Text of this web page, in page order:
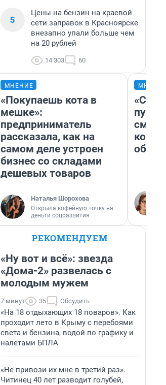
5
Цены на бензин на краевой
сети заправок в Красноярске
внезапно упали больше чем
на 20 рублей
14 303 60
МНЕНИЕ
«Покупаешь кота в
мешке»:
предприниматель
рассказала, как на
самом деле устроен
бизнес со складами
дешевых товаров
Наталья Шорохова
Открыла кофейную точку на
деньги соцразвития
РЕКОМЕНДУЕМ
«Ну вот и всё»: звезда
«Дома-2» развелась с
молодым мужем
7 минут 35 Обсудить
«На 18 отдыхающих 18 поваров». Как
проходит лето в Крыму с перебоями
света и бензина, водой по графику и
налетами БПЛА
«Не привози их мне в третий раз».
Читинец 40 лет разводит голубей,